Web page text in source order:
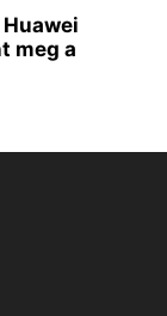
meg a